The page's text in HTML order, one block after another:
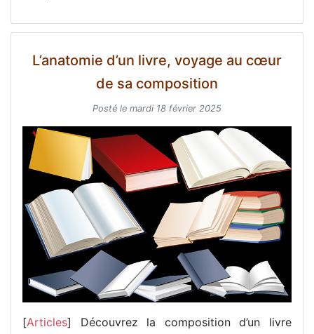
L’anatomie d’un livre, voyage au cœur
de sa composition
Posté le mardi 18 février 2025
[Articles] Découvrez la composition d’un livre